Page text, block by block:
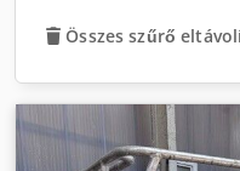
Összes szűrő